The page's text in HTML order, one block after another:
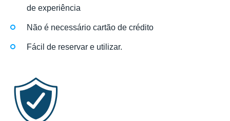
de experiência
Não é necessário cartão de crédito
Fácil de reservar e utilizar.